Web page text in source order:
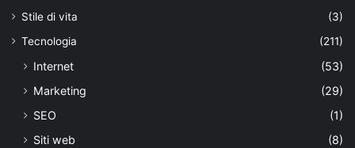
Stile di vita
(3)
Tecnologia
(211)
Internet
(53)
Marketing
(29)
SEO
(1)
Siti web
(8)